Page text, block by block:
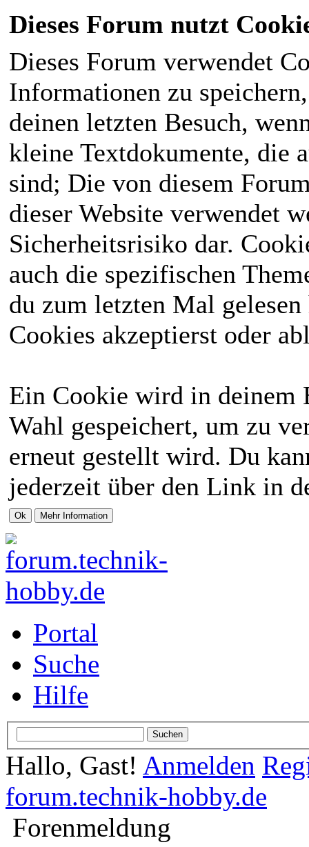
Dieses Forum nutzt
Dieses Forum verwendet
Informationen zu
deinen letzten Besuch,
kleine Textdokumente, die
sind; Die von diesem
dieser Website verwendet
Sicherheitsrisiko dar.
auch die spezifischen
du zum letzten Mal
Cookies akzeptierst oder
Ein Cookie wird in deinem
Wahl gespeichert, um zu
erneut gestellt wird. Du
jederzeit über den Link in
Portal
Suche
Hilfe
Hallo, Gast! Anmelden
forum.technik-hobby.de
Forenmeldung